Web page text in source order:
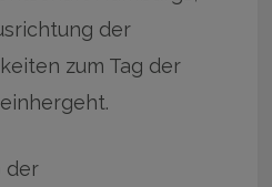
der
zum Tag der
der